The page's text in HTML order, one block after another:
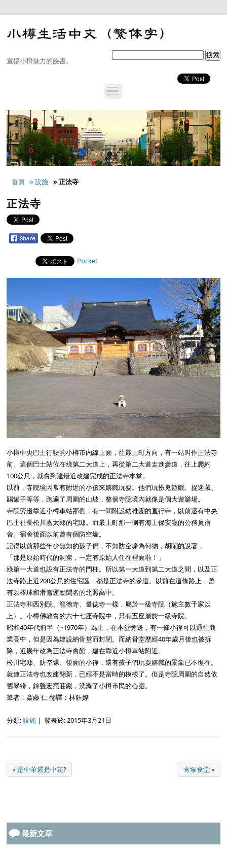
宣揚小樽魅力的臉書。
首頁 » 設施 » 正法寺
正法寺
Pocket
小樽中央巴士行駛的小樽市內線上面，往最上町方向，有一站叫作正法寺
前。這個巴士站位在綠第二大道上，再從第二大道走進參道，往上爬約
100公尺，就會到達最近改建完成的正法寺本堂。
以前，寺院境內常有附近的小孩來嬉戲玩耍。他們玩扮鬼遊戲、捉迷藏、
踢罐子等等，跑遍了周圍的山坡，整個寺院境內就像是個大遊樂場。
寺院旁邊靠近小樽車站那側，有一間附設幼稚園的直行寺，以前還有中央
巴士社長松川嘉太郎的宅邸。而最上町那一側有海上保安廳的公務員宿
舍。宿舍後面以前曾有個防空壕。
記得以前那些年少無知的孩子們，不知防空壕為何物，胡鬧的說著，
「那是原始時代的洞窟，一定有原始人住在裡面啦！」
綠第一大道也設有正法寺的門柱。所以第一大道到第二大道之間，以及正
法寺路上近200公尺的住宅區，都是正法寺的參道。以前在這條路上，曾
有以棒球和滑雪運動聞名的北照高中。
正法寺和西別院、龍德寺、量德寺一樣，屬於一級寺院（施主數千家以
上）。小樽佛教會的六十七座寺院中，只有五座屬於一級寺院。
昭和40年代前半（~1970年）為止，在本堂旁邊，有一條小徑可以通往商
業高中，但是因為建設納骨堂而封閉。而納骨堂歷經40年歲月後也被拆
除，近幾年改為正法寺會館，建在靠近小樽車站附近。
松川宅邸、防空壕、後面的小徑，還有孩子們玩耍嬉戲的景象已不復在。
就連正法寺也改建翻新，已經不是當時的模樣了。但是寺院周圍的自然依
舊翠綠，鐘聲宏亮莊嚴，洗滌了小樽市民的心靈。
筆者：斎藤 仁 翻譯：林鈺婷
分類:設施 ｜發表於: 2015年3月21日
« 是中華還是中花? 青塚食堂 »
最新文章